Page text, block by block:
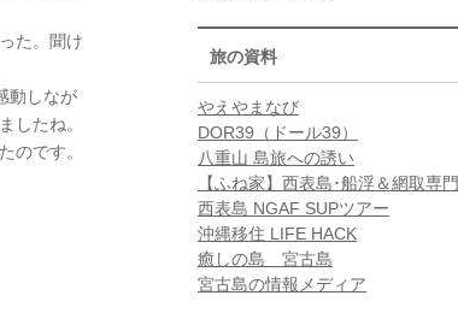
た。聞け
動しなが
したね。
のです。
旅の資料
やえやまなび
DOR39（ドール39）
八重山 島旅への誘い
【ふね家】西表島･船浮＆網取専門
西表島 NGAF SUPツアー
沖縄移住 LIFE HACK
癒しの島 宮古島
宮古島の情報メディア